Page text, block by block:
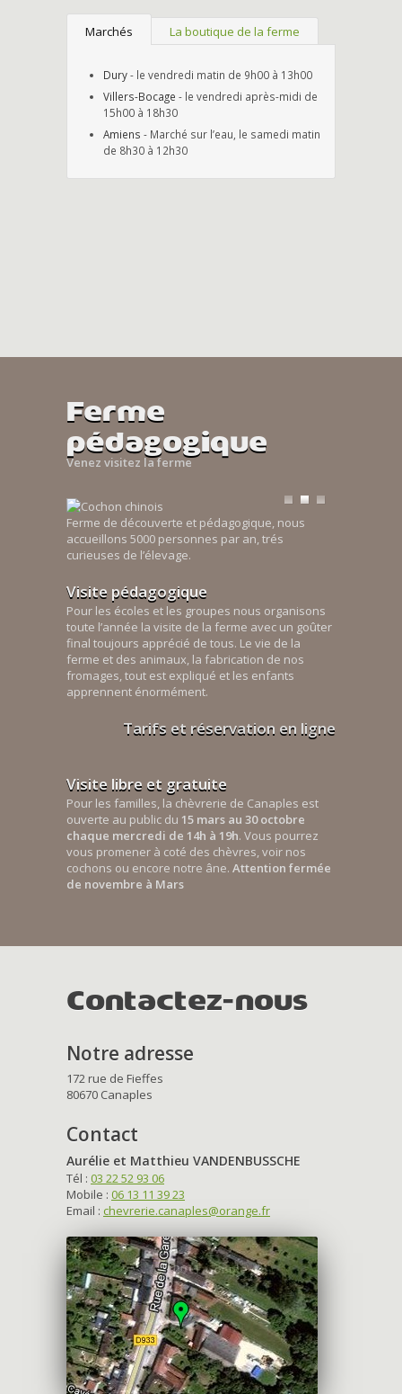
Marchés La boutique de la ferme
Dury- le vendredi matin de 9h00 à 13h00
Villers-Bocage - le vendredi après-midi de
15h00 à 18h30
Amiens - Marché sur l’eau, le samedi matin
de 8h30 à 12h30
Ferme
pédagogique
Venez visitez la ferme
Ferme de découverte et pédagogique, nous
accueillons 5000 personnes par an, trés
curieuses de l’élevage.
Visite pédagogique
Pour les écoles et les groupes nous organisons
toute l’année la visite de la ferme avec un goûter
final toujours apprécié de tous. Le vie de la
ferme et des animaux, la fabrication de nos
fromages, tout est expliqué et les enfants
apprennent énormément.
Tarifs et réservation en ligne
Visite libre et gratuite
Pour les familles, la chèvrerie de Canaples est
ouverte au public du 15 mars au 30 octobre
chaque mercredi de 14h à 19h. Vous pourrez
vous promener à coté des chèvres, voir nos
cochons ou encore notre âne. Attention fermée
de novembre à Mars
Contactez-nous
Notre adresse
172 rue de Fieffes
80670 Canaples
Contact
Aurélie et Matthieu VANDENBUSSCHE
Tél : 03 22 52 93 06
Mobile : 06 13 11 39 23
Email : chevrerie.canaples@orange.fr